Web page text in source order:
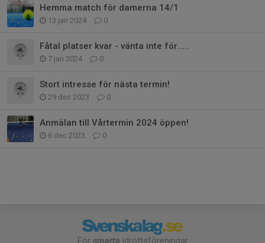
Hemma match för damerna 14/1
13 jan 2024 0
Fåtal platser kvar - vänta inte för.....
7 jan 2024 0
Stort intresse för nästa termin!
29 dec 2023 0
Anmälan till Vårtermin 2024 öppen!
6 dec 2023 0
För smarta idrottsföreningar